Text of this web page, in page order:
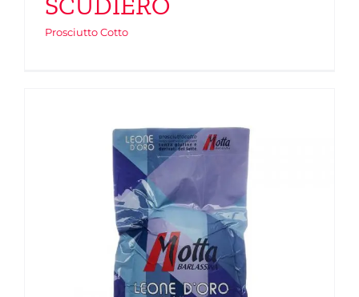
Prosciutto Cotto